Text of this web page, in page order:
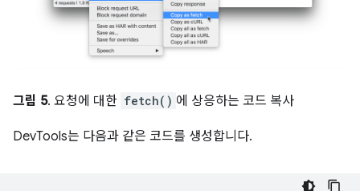
그림 5. 요청에 대한 fetch() 에 상응하는 코드 복사
DevTools는 다음과 같은 코드를 생성합니다.